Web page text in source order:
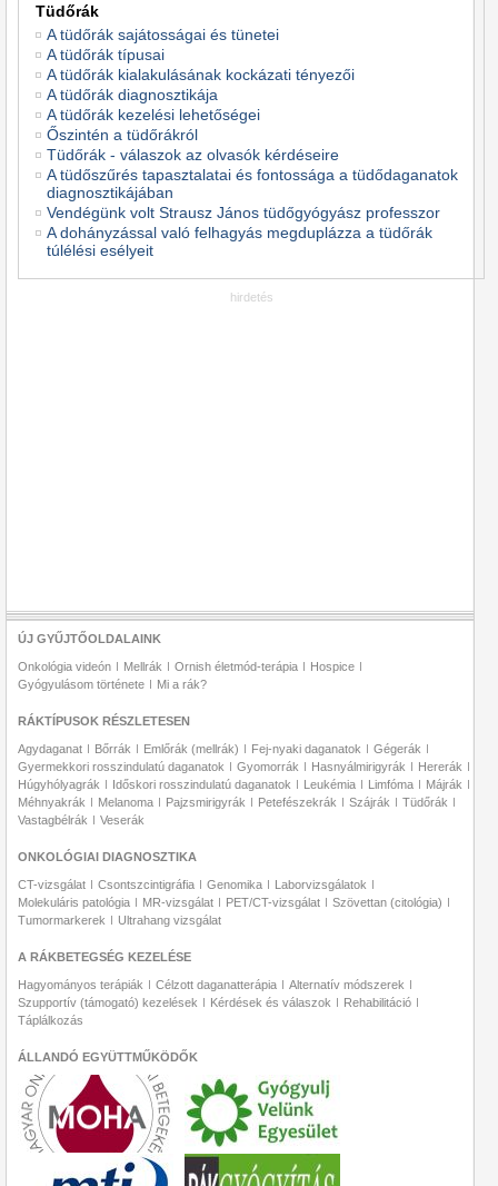
Tüdőrák
A tüdőrák sajátosságai és tünetei
A tüdőrák típusai
A tüdőrák kialakulásának kockázati tényezői
A tüdőrák diagnosztikája
A tüdőrák kezelési lehetőségei
Őszintén a tüdőrákról
Tüdőrák - válaszok az olvasók kérdéseire
A tüdőszűrés tapasztalatai és fontossága a tüdődaganatok
diagnosztikájában
Vendégünk volt Strausz János tüdőgyógyász professzor
A dohányzással való felhagyás megduplázza a tüdőrák
túlélési esélyeit
hirdetés
ÚJ GYŰJTŐOLDALAINK
Onkológia videón Mellrák Ornish életmód-terápia
Hospice
Gyógyulásom története
Mi a rák?
RÁKTÍPUSOK RÉSZLETESEN
Agydaganat Bőrrák Emlőrák (mellrák) Fej-nyaki daganatok
Gégerák
Gyermekkori rosszindulatú daganatok
Gyomorrák Hasnyálmirigyrák
Hererák
Húgyhólyagrák
Időskori rosszindulatú daganatok Leukémia Limfóma
Májrák
Méhnyakrák
Melanoma Pajzsmirigyrák Petefészekrák Szájrák
Tüdőrák
Vastagbélrák
Veserák
ONKOLÓGIAI DIAGNOSZTIKA
CT-vizsgálat Csontszcintigráfia Genomika
Laborvizsgálatok
Molekuláris patológia
MR-vizsgálat PET/CT-vizsgálat
Szövettan (citológia)
Tumormarkerek
Ultrahang vizsgálat
A RÁKBETEGSÉG KEZELÉSE
Hagyományos terápiák Célzott daganatterápia
Alternatív módszerek
Szupportív (támogató) kezelések
Kérdések és válaszok
Rehabilitáció
Táplálkozás
ÁLLANDÓ EGYÜTTMŰKÖDŐK